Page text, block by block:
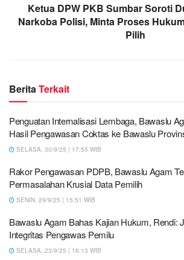
Ketua DPW PKB Sumbar Soroti
Narkoba Polisi, Minta Proses
Pilih
Berita Terkait
Penguatan Internalisasi Lembaga, Bawaslu
Hasil Pengawasan Coktas ke Bawaslu
SELASA, 30/9/25 | 17:55 WIB
Rakor Pengawasan PDPB, Bawaslu Agam
Permasalahan Krusial Data Pemilih
SENIN, 29/9/25 | 15:51 WIB
Bawaslu Agam Bahas Kajian Hukum, Rendi:
Integritas Pengawas Pemilu
SELASA, 23/9/25 | 16:13 WIB